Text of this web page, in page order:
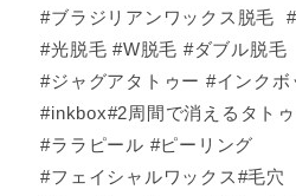
#ブラジリアンワックス脱毛
#光脱毛 #W脱毛 #ダブル脱毛
#ジャグアタトゥー #インクボ
#inkbox#2周間で消えるタト
#ララピール #ピーリング
#フェイシャルワックス#毛穴